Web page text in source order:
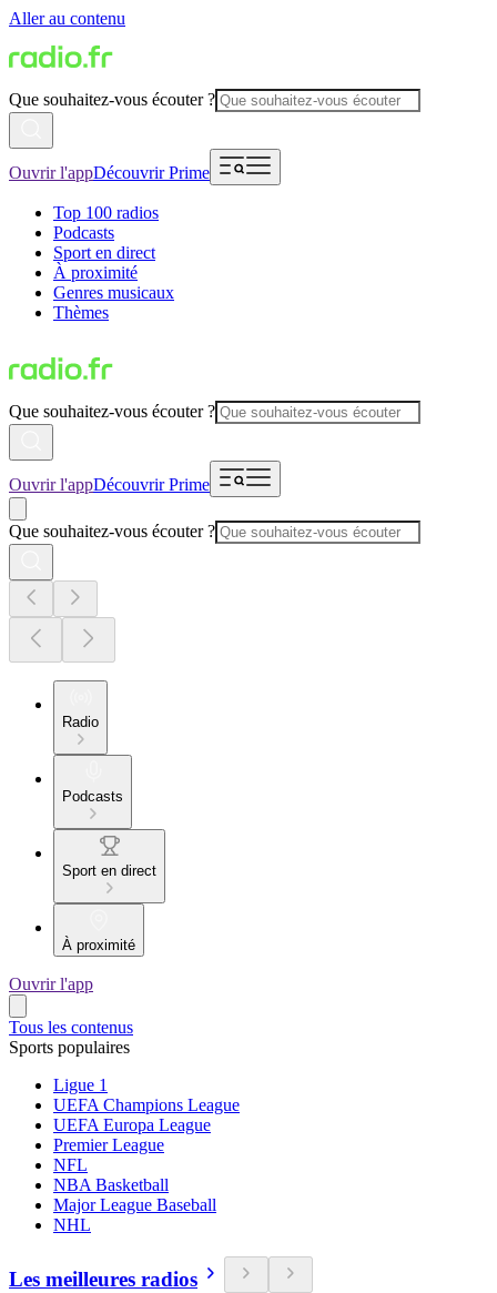
Aller au contenu
Que souhaitez-vous écouter ?
Ouvrir l'appDécouvrir Prime
Top 100 radios
Podcasts
Sport en direct
À proximité
Genres musicaux
Thèmes
Que souhaitez-vous écouter ?
Ouvrir l'appDécouvrir Prime
Que souhaitez-vous écouter ?
Radio
Podcasts
Sport en direct
À proximité
Ouvrir l'app
Tous les contenus
Sports populaires
Ligue 1
UEFA Champions League
UEFA Europa League
Premier League
NFL
NBA Basketball
Major League Baseball
NHL
Les meilleures radios